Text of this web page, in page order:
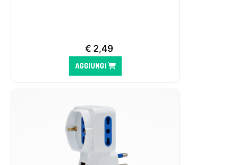
€ 2,49
AGGIUNGI